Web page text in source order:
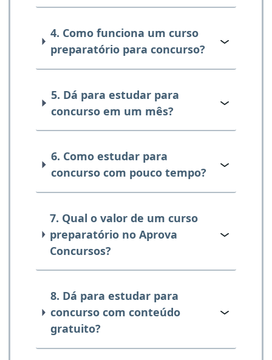
4. Como funciona um curso
preparatório para concurso?
5. Dá para estudar para
concurso em um mês?
6. Como estudar para
concurso com pouco tempo?
7. Qual o valor de um curso
preparatório no Aprova
Concursos?
8. Dá para estudar para
concurso com conteúdo
gratuito?